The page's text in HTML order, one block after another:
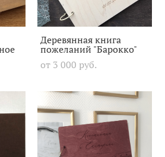
Деревянная книга
пожеланий "Барокко"
от 3 000 pуб.